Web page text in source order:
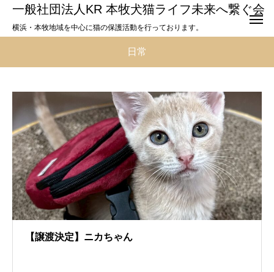
一般社団法人KR 本牧犬猫ライフ未来へ繋ぐ会
横浜・本牧地域を中心に猫の保護活動を行っております。
日常
【譲渡決定】ニカちゃん